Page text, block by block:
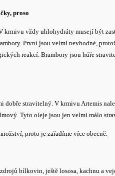
proso
krmivu vždy uhlohydráty musejí být
První jsou velmi nevhodné,
reakcí. Brambory jsou hůře
dobře stravitelný. V krmivu Artemis
Tyto oleje jsou jen velmi málo
proto je zařadíme více obecně.
bílkovin, ještě lososa, kachnu a